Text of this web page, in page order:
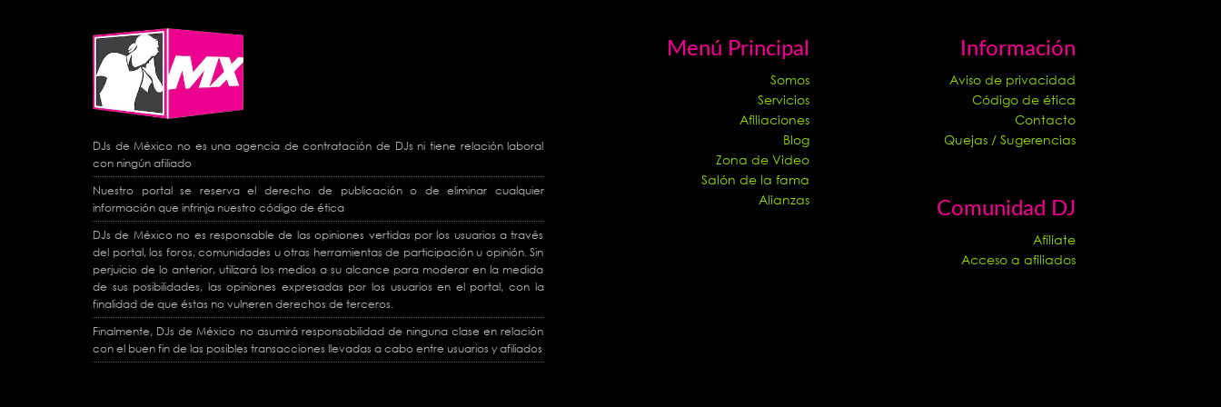
DJs de México no es una agencia de contratación de DJs ni tiene relación laboral
con ningún afiliado
Nuestro portal se reserva el derecho de publicación o de eliminar cualquier
información que infrinja nuestro código de ética
DJs de México no es responsable de las opiniones vertidas por los usuarios a través
del portal, los foros, comunidades u otras herramientas de participación u opinión. Sin
perjuicio de lo anterior, utilizará los medios a su alcance para moderar en la medida
de sus posibilidades, las opiniones expresadas por los usuarios en el portal, con la
finalidad de que éstas no vulneren derechos de terceros.
Finalmente, DJs de México no asumirá responsabilidad de ninguna clase en relación
con el buen fin de las posibles transacciones llevadas a cabo entre usuarios y afiliados
Menú Principal
Somos
Servicios
Afiliaciones
Blog
Zona de Video
Salón de la fama
Alianzas
Información
Aviso de privacidad
Código de ética
Contacto
Quejas / Sugerencias
Comunidad DJ
Afíliate
Acceso a afiliados